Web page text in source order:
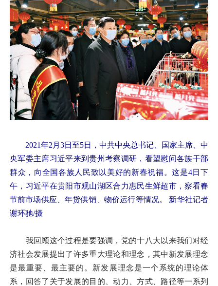
2021年2月3日至5日，中共中央总书记、国家主席、中
央军委主席习近平来到贵州考察调研，看望慰问各族干部
群众，向全国各族人民致以美好的新春祝福。这是4日下
午，习近平在贵阳市观山湖区合力惠民生鲜超市，察看春
节前市场供应、年货供销、物价运行等情况。 新华社记者
谢环驰/摄
我回顾这个过程是要强调，党的十八大以来我们对经
济社会发展提出了许多重大理论和理念，其中新发展理念
是最重要、最主要的。新发展理念是一个系统的理论体
系，回答了关于发展的目的、动力、方式、路径等一系列